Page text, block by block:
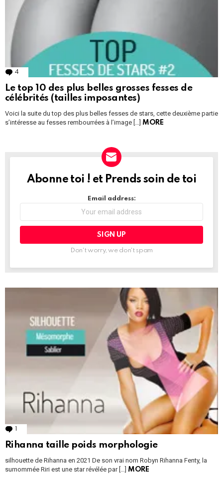
4 Comments
Le top 10 des plus belles grosses fesses de
célébrités (tailles imposantes)
Voici la suite du top des plus belles fesses de stars, cette deuxième partie
s’intéresse au fesses rembourrées à l’image […] MORE
NEWSLETTER
Abonne toi ! et Prends soin de toi
Email address:
Don't worry, we don't spam
1
Rihanna taille poids morphologie
silhouette de Rihanna en 2021 De son vrai nom Robyn Rihanna Fenty, la
surnommée Riri est une star révélée par […]
MORE